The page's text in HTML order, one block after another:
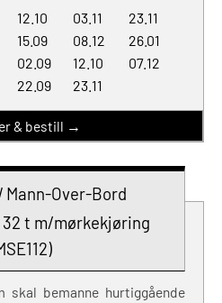
12.10 03.11
23.11
15.09 08.12
26.01
02.09 12.10
07.12
22.09 23.11
& bestill →
Mann-Over-Bord
t m/mørkekjøring
skal bemanne hurtiggående